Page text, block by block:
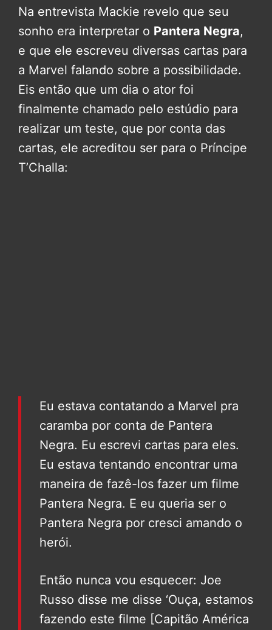
Na entrevista Mackie revelo que seu
sonho era interpretar o Pantera Negra,
e que ele escreveu diversas cartas para
a Marvel falando sobre a possibilidade.
Eis então que um dia o ator foi
finalmente chamado pelo estúdio para
realizar um teste, que por conta das
cartas, ele acreditou ser para o Príncipe
T’Challa:
Eu estava contatando a Marvel pra
caramba por conta de Pantera
Negra. Eu escrevi cartas para eles.
Eu estava tentando encontrar uma
maneira de fazê-los fazer um filme
Pantera Negra. E eu queria ser o
Pantera Negra por cresci amando o
herói.
Então nunca vou esquecer: Joe
Russo disse me disse ‘Ouça, estamos
fazendo este filme [Capitão América